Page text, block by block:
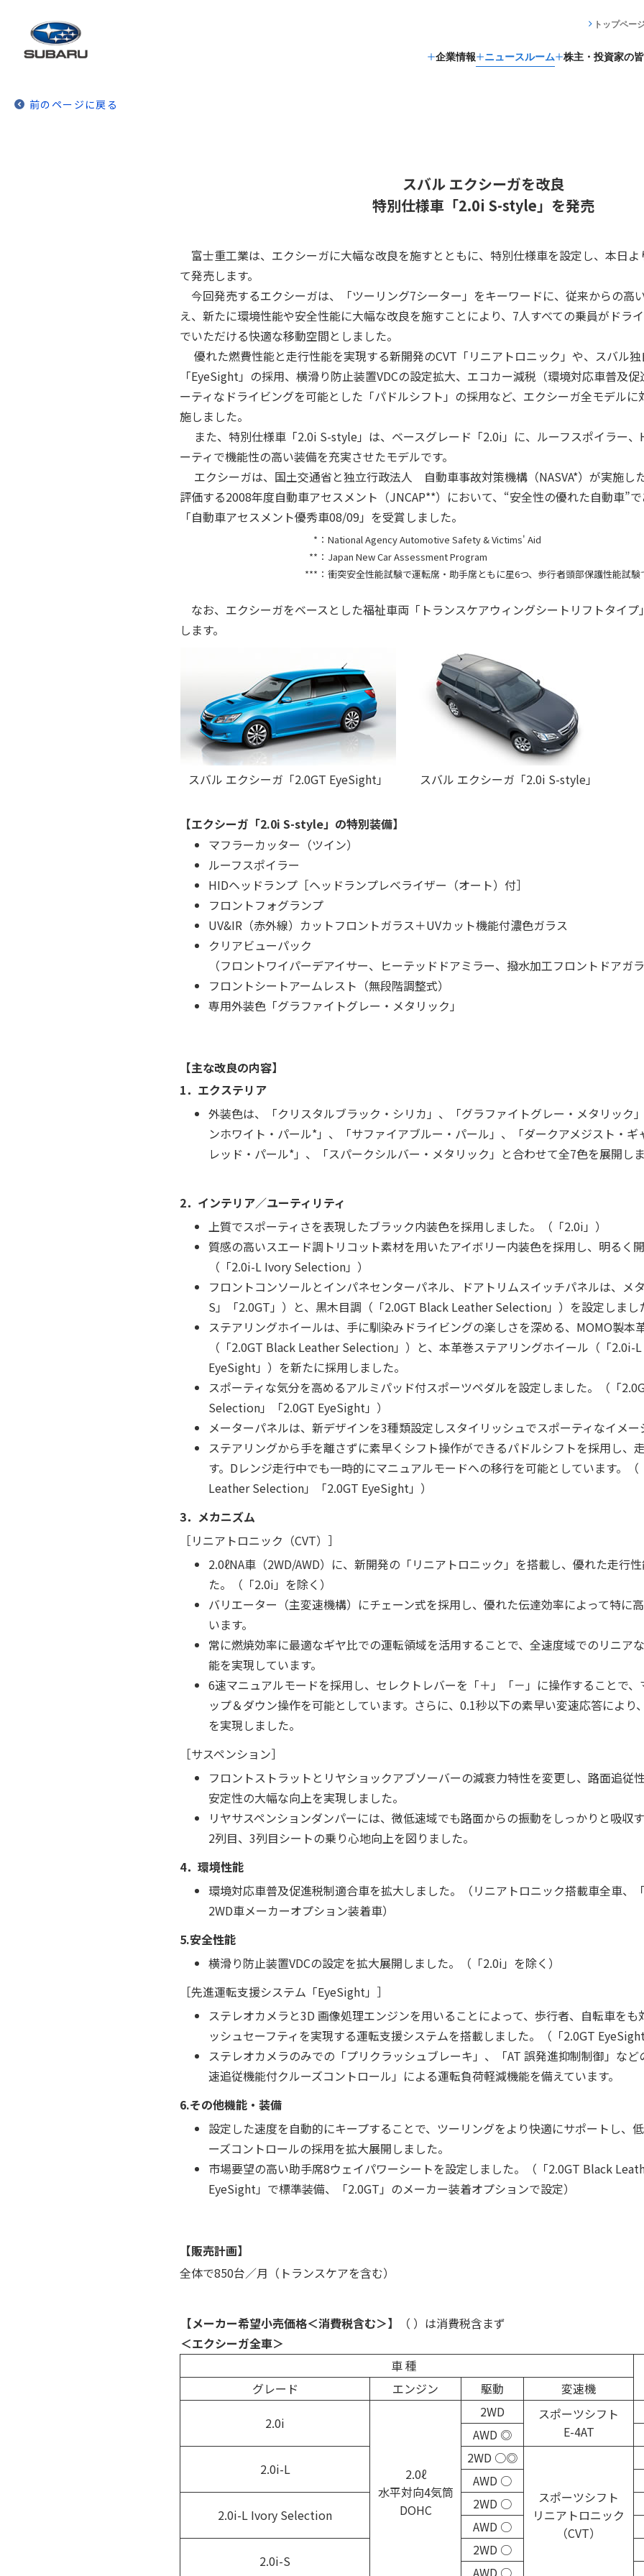
企業情報 ニュースルーム 株主・投資家の
トップペー
前のページに戻る
スバル エクシーガを改良
特別仕様車「2.0i S-style」を発売
富士重工業は、エクシーガに大幅な改良を施すとともに、特別仕様車を設定し、本日
て発売します。
今回発売するエクシーガは、「ツーリング7シーター」をキーワードに、従来からの高
え、新たに環境性能や安全性能に大幅な改良を施すことにより、7人すべての乗員がドラ
でいただける快適な移動空間としました。
優れた燃費性能と走行性能を実現する新開発のCVT「リニアトロニック」や、スバル
「EyeSight」の採用、横滑り防止装置VDCの設定拡大、エコカー減税（環境対応車普及
ーティなドライビングを可能とした「パドルシフト」の採用など、エクシーガ全モデル
施しました。
また、特別仕様車「2.0i S-style」は、ベースグレード「2.0i」に、ルーフスポイラー、
ーティで機能性の高い装備を充実させたモデルです。
エクシーガは、国土交通省と独立行政法人 自動車事故対策機構（NASVA*）が実施し
評価する2008年度自動車アセスメント（JNCAP**）において、“安全性の優れた自動車”
「自動車アセスメント優秀車08/09」を受賞しました。
*： National Agency Automotive Safety & Victims' Aid
**： Japan New Car Assessment Program
***： 衝突安全性能試験で運転席・助手席ともに星6つ、歩行者頭部保護性能試
なお、エクシーガをベースとした福祉車両「トランスケアウィングシートリフトタイ
します。
スバル エクシーガ「2.0GT EyeSight」 スバル エクシーガ「2.0i S-style」
【エクシーガ「2.0i S-style」の特別装備】
マフラーカッター（ツイン）
ルーフスポイラー
HIDヘッドランプ［ヘッドランプレベライザー（オート）付］
フロントフォグランプ
UV&IR（赤外線）カットフロントガラス＋UVカット機能付濃色ガラス
クリアビューパック
（フロントワイパーデアイサー、ヒーテッドドアミラー、撥水加工フロントドアガ
フロントシートアームレスト（無段階調整式）
専用外装色「グラファイトグレー・メタリック」
【主な改良の内容】
1．エクステリア
外装色は、「クリスタルブラック・シリカ」、「グラファイトグレー・メタリック
ンホワイト・パール*」、「サファイアブルー・パール」、「ダークアメジスト・
レッド・パール*」、「スパークシルバー・メタリック」と合わせて全7色を展開し
2．インテリア／ユーティリティ
上質でスポーティさを表現したブラック内装色を採用しました。（「2.0i」）
質感の高いスエード調トリコット素材を用いたアイボリー内装色を採用し、明るく
（「2.0i-L Ivory Selection」）
フロントコンソールとインパネセンターパネル、ドアトリムスイッチパネルは、メ
S」「2.0GT」）と、黒木目調（「2.0GT Black Leather Selection」）を設定しまし
ステアリングホイールは、手に馴染みドライビングの楽しさを深める、MOMO製本
（「2.0GT Black Leather Selection」）と、本革巻ステアリングホイール（「
EyeSight」）を新たに採用しました。
スポーティな気分を高めるアルミパッド付スポーツペダルを設定しました。（「
Selection」「2.0GT EyeSight」）
メーターパネルは、新デザインを3種類設定しスタイリッシュでスポーティなイメ
ステアリングから手を離さずに素早くシフト操作ができるパドルシフトを採用し、
す。Dレンジ走行中でも一時的にマニュアルモードへの移行を可能としています。
Leather Selection」「2.0GT EyeSight」）
3．メカニズム
［リニアトロニック（CVT）］
2.0ℓNA車（2WD/AWD）に、新開発の「リニアトロニック」を搭載し、優れた走行
た。（「2.0i」を除く）
バリエーター（主変速機構）にチェーン式を採用し、優れた伝達効率によって特に
います。
常に燃焼効率に最適なギヤ比での運転領域を活用することで、全速度域でのリニア
能を実現しています。
6速マニュアルモードを採用し、セレクトレバーを「＋」「－」に操作することで
ップ＆ダウン操作を可能としています。さらに、0.1秒以下の素早い変速応答により
を実現しました。
［サスペンション］
フロントストラットとリヤショックアブソーバーの減衰力特性を変更し、路面追従
安定性の大幅な向上を実現しました。
リヤサスペンションダンパーには、微低速域でも路面からの振動をしっかりと吸収
2列目、3列目シートの乗り心地向上を図りました。
4．環境性能
環境対応車普及促進税制適合車を拡大しました。（リニアトロニック搭載車全車、
2WD車メーカーオプション装着車）
5.安全性能
横滑り防止装置VDCの設定を拡大展開しました。（「2.0i」を除く）
［先進運転支援システム「EyeSight」］
ステレオカメラと3D 画像処理エンジンを用いることによって、歩行者、自転車を
ッシュセーフティを実現する運転支援システムを搭載しました。（「2.0GT
ステレオカメラのみでの「プリクラッシュブレーキ」、「AT 誤発進抑制制御」な
速追従機能付クルーズコントロール」による運転負荷軽減機能を備えています。
6.その他機能・装備
設定した速度を自動的にキープすることで、ツーリングをより快適にサポートし、
ーズコントロールの採用を拡大展開しました。
市場要望の高い助手席8ウェイパワーシートを設定しました。（「2.0GT Black
EyeSight」で標準装備、「2.0GT」のメーカー装着オプションで設定）
【販売計画】
全体で850台／月（トランスケアを含む）
【メーカー希望小売価格＜消費税含む＞】
（ ）は消費税含まず
＜エクシーガ全車＞
車 種
グレード
エンジン 駆動
変速機
2.0i
2.0ℓ
水平対向4気筒
DOHC
2WD
スポーツシフト
E-4AT
AWD ◎
2.0i-L
2WD ○◎
スポーツシフト
リニアトロニック
（CVT）
AWD ○
2.0i-L Ivory Selection
2WD ○
AWD ○
2.0i-S
2WD ○
AWD ○